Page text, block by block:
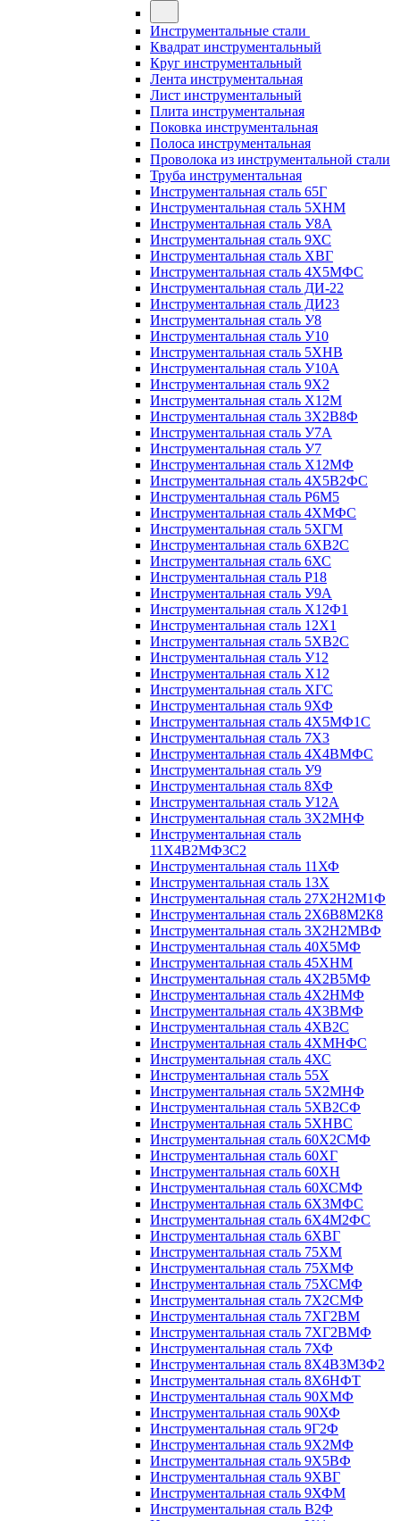
Инструментальные стали
Квадрат инструментальный
Круг инструментальный
Лента инструментальная
Лист инструментальный
Плита инструментальная
Поковка инструментальная
Полоса инструментальная
Проволока из инструментальной стали
Труба инструментальная
Инструментальная сталь 65Г
Инструментальная сталь 5ХНМ
Инструментальная сталь У8А
Инструментальная сталь 9ХС
Инструментальная сталь ХВГ
Инструментальная сталь 4Х5МФС
Инструментальная сталь ДИ-22
Инструментальная сталь ДИ23
Инструментальная сталь У8
Инструментальная сталь У10
Инструментальная сталь 5ХНВ
Инструментальная сталь У10А
Инструментальная сталь 9Х2
Инструментальная сталь Х12М
Инструментальная сталь 3Х2В8Ф
Инструментальная сталь У7А
Инструментальная сталь У7
Инструментальная сталь Х12МФ
Инструментальная сталь 4Х5В2ФС
Инструментальная сталь Р6М5
Инструментальная сталь 4ХМФС
Инструментальная сталь 5ХГМ
Инструментальная сталь 6ХВ2С
Инструментальная сталь 6ХС
Инструментальная сталь Р18
Инструментальная сталь У9А
Инструментальная сталь Х12Ф1
Инструментальная сталь 12Х1
Инструментальная сталь 5ХВ2С
Инструментальная сталь У12
Инструментальная сталь Х12
Инструментальная сталь ХГС
Инструментальная сталь 9ХФ
Инструментальная сталь 4Х5МФ1С
Инструментальная сталь 7Х3
Инструментальная сталь 4Х4ВМФС
Инструментальная сталь У9
Инструментальная сталь 8ХФ
Инструментальная сталь У12А
Инструментальная сталь 3Х2МНФ
Инструментальная сталь
11Х4В2МФ3С2
Инструментальная сталь 11ХФ
Инструментальная сталь 13Х
Инструментальная сталь 27Х2Н2М1Ф
Инструментальная сталь 2Х6В8М2К8
Инструментальная сталь 3Х2Н2МВФ
Инструментальная сталь 40Х5МФ
Инструментальная сталь 45ХНМ
Инструментальная сталь 4Х2В5МФ
Инструментальная сталь 4Х2НМФ
Инструментальная сталь 4Х3ВМФ
Инструментальная сталь 4ХВ2С
Инструментальная сталь 4ХМНФС
Инструментальная сталь 4ХС
Инструментальная сталь 55Х
Инструментальная сталь 5Х2МНФ
Инструментальная сталь 5ХВ2СФ
Инструментальная сталь 5ХНВС
Инструментальная сталь 60Х2СМФ
Инструментальная сталь 60ХГ
Инструментальная сталь 60ХН
Инструментальная сталь 60ХСМФ
Инструментальная сталь 6Х3МФС
Инструментальная сталь 6Х4М2ФС
Инструментальная сталь 6ХВГ
Инструментальная сталь 75ХМ
Инструментальная сталь 75ХМФ
Инструментальная сталь 75ХСМФ
Инструментальная сталь 7Х2СМФ
Инструментальная сталь 7ХГ2ВМ
Инструментальная сталь 7ХГ2ВМФ
Инструментальная сталь 7ХФ
Инструментальная сталь 8Х4В3М3Ф2
Инструментальная сталь 8Х6НФТ
Инструментальная сталь 90ХМФ
Инструментальная сталь 90ХФ
Инструментальная сталь 9Г2Ф
Инструментальная сталь 9Х2МФ
Инструментальная сталь 9Х5ВФ
Инструментальная сталь 9ХВГ
Инструментальная сталь 9ХФМ
Инструментальная сталь В2Ф